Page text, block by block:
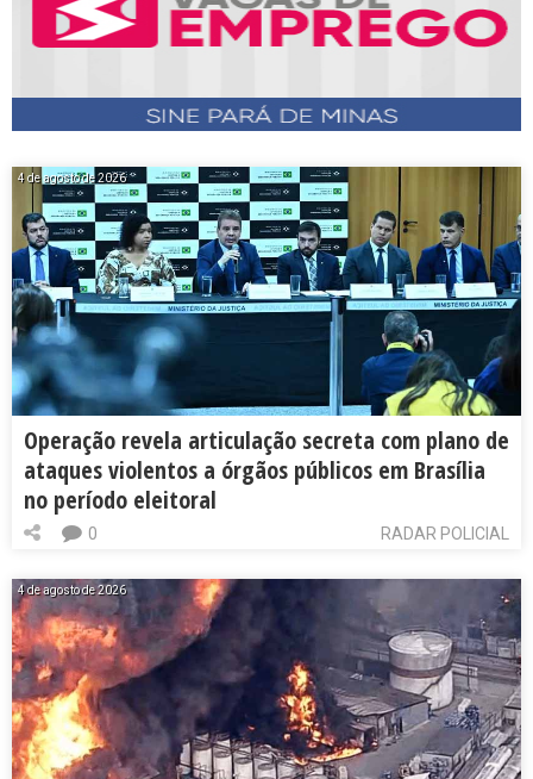
4 de agosto de 2026
Operação revela articulação secreta com plano de
ataques violentos a órgãos públicos em Brasília
no período eleitoral
RADAR POLICIAL
0
4 de agosto de 2026